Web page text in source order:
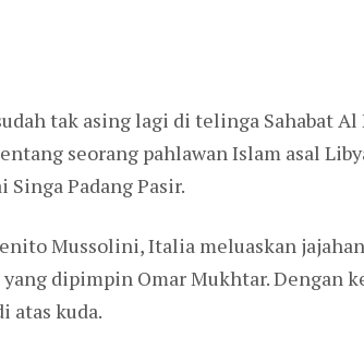
tak asing lagi di telinga Sahabat
seorang pahlawan Islam asal
Padang Pasir.
Mussolini, Italia meluaskan
dipimpin Omar Mukhtar. Dengan
atas kuda.